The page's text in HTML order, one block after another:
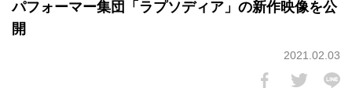
パフォーマー集団「ラプソディア」の新作映像を公
開
2021.02.03